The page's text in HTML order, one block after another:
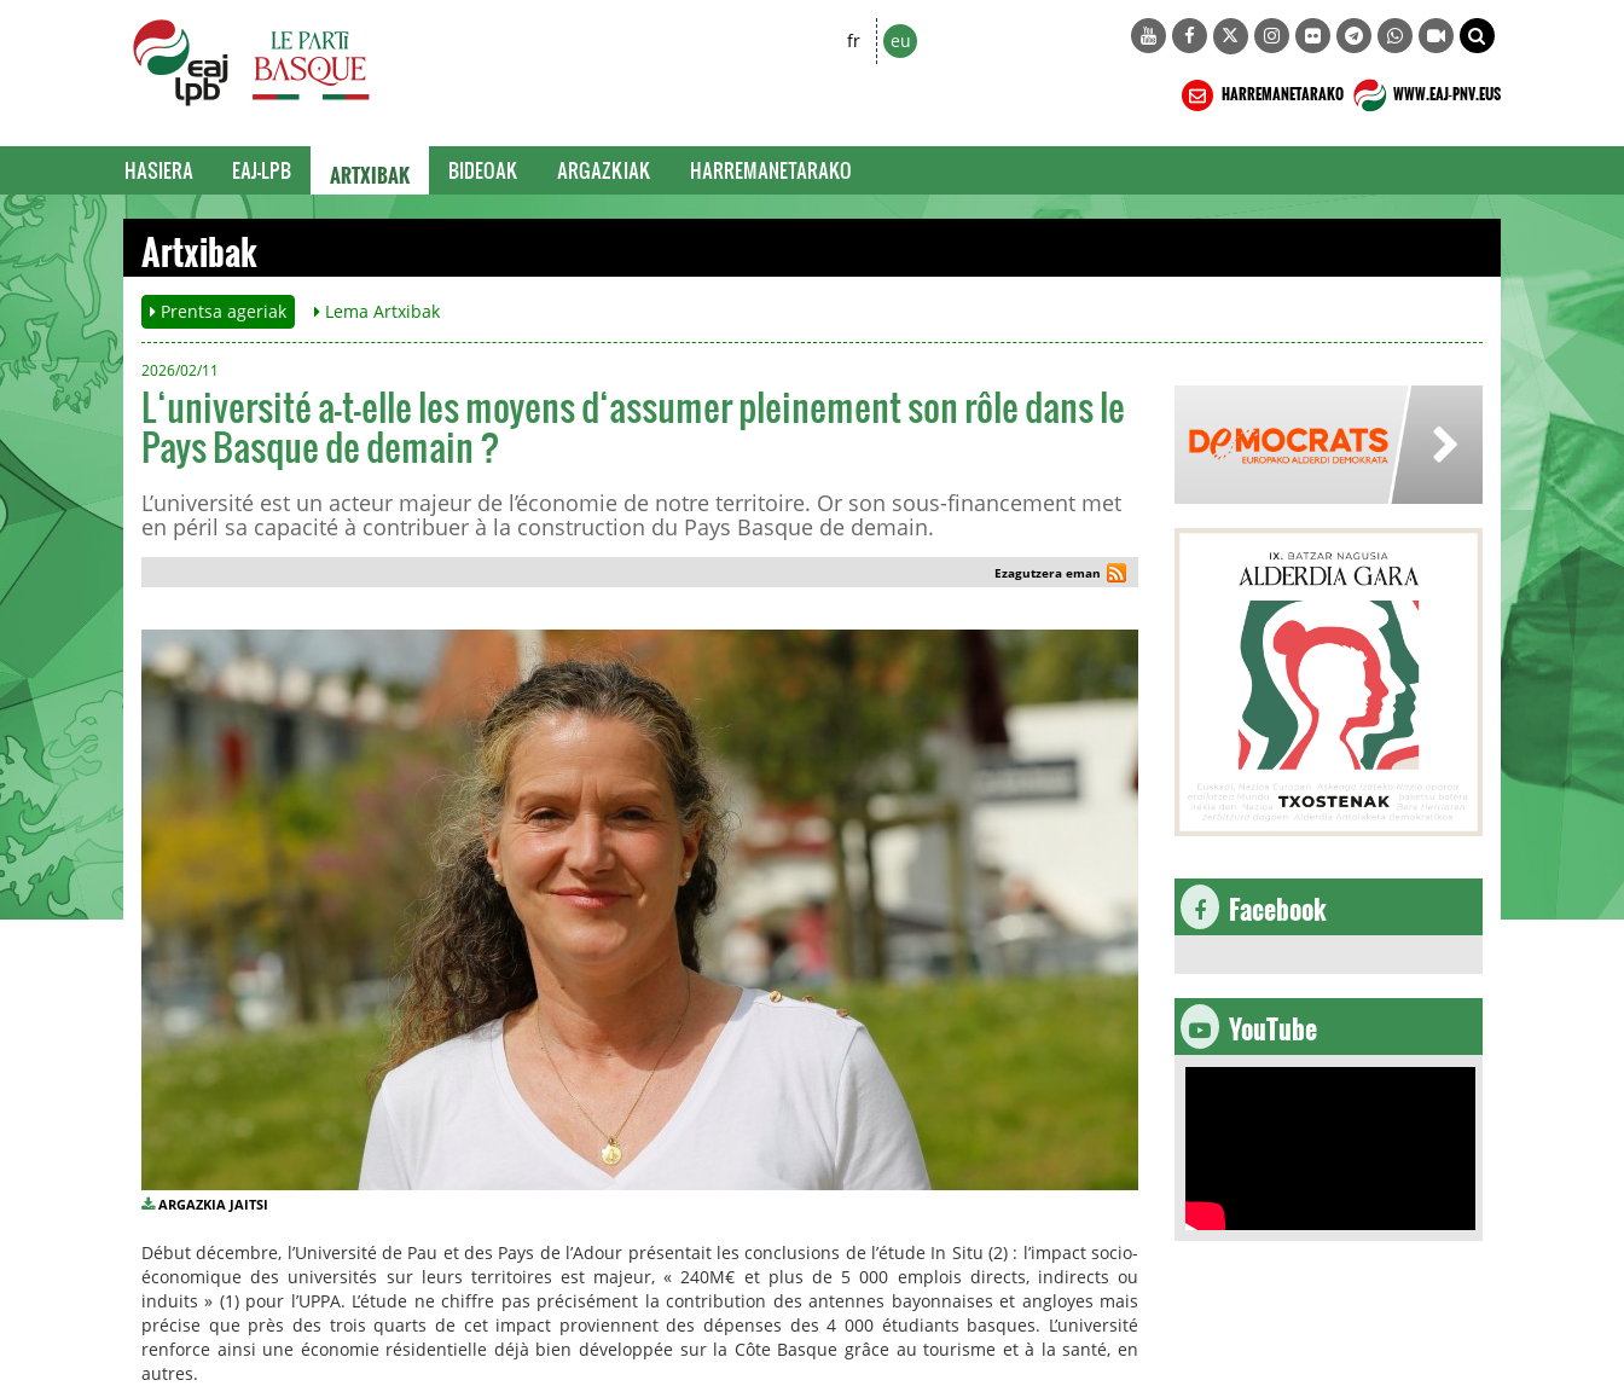
fr eu
HARREMANETARAKO WWW.EAJ-PNV.EUS
HASIERA EAJ-LPB ARTXIBAK BIDEOAK ARGAZKIAK HARREMANETARAKO
Artxibak
Prentsa ageriak Lema Artxibak
2026/02/11
L‘université a-t-elle les moyens d‘assumer pleinement son rôle dans le
Pays Basque de demain ?
L’université est un acteur majeur de l’économie de notre territoire. Or son sous-financement met
en péril sa capacité à contribuer à la construction du Pays Basque de demain.
Ezagutzera eman
ARGAZKIA JAITSI
Début décembre, l’Université de Pau et des Pays de l’Adour présentait les conclusions de l’étude In Situ (2) : l’impact socio-
économique des universités sur leurs territoires est majeur, « 240M€ et plus de 5 000 emplois directs, indirects ou
induits » (1) pour l’UPPA. L’étude ne chiffre pas précisément la contribution des antennes bayonnaises et angloyes mais
précise que près des trois quarts de cet impact proviennent des dépenses des 4 000 étudiants basques. L’université
renforce ainsi une économie résidentielle déjà bien développée sur la Côte Basque grâce au tourisme et à la santé, en
autres.
Facebook
YouTube